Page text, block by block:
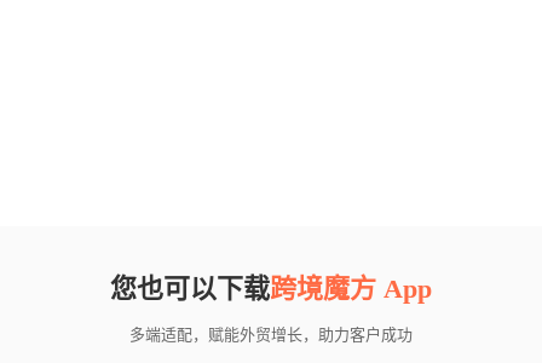
您也可以下载跨境魔方 App
多端适配，赋能外贸增长，助力客户成功